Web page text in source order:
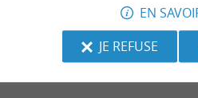
Source :Evènement
EN
JE REFUSE